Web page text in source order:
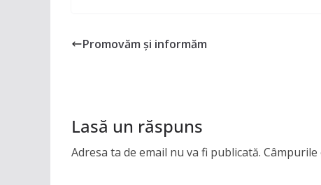
Promovăm și informăm
Lasă un răspuns
Adresa ta de email nu va fi publicată.